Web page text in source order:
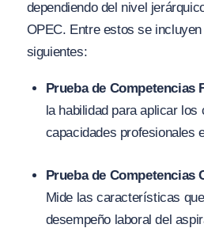
dependiendo del nivel
OPEC. Entre estos se
siguientes:
Prueba de Competencias
la habilidad para aplicar los
capacidades profesionales
Prueba de Competencias
Mide las características
desempeño laboral del